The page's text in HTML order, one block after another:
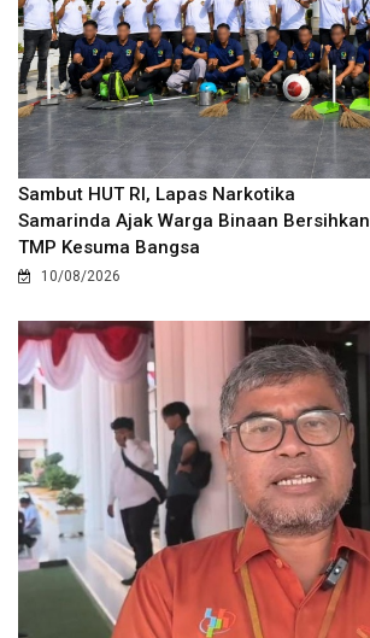
Sambut HUT RI, Lapas Narkotika
Samarinda Ajak Warga Binaan Bersihkan
TMP Kesuma Bangsa
10/08/2026